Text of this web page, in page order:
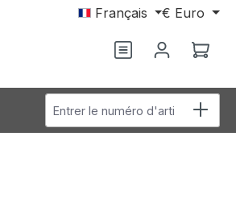
Français € Euro
Le
Entrer le numéro d'article